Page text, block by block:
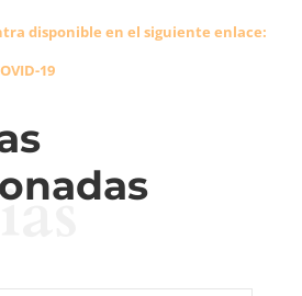
disponible en el siguiente enlace:
19